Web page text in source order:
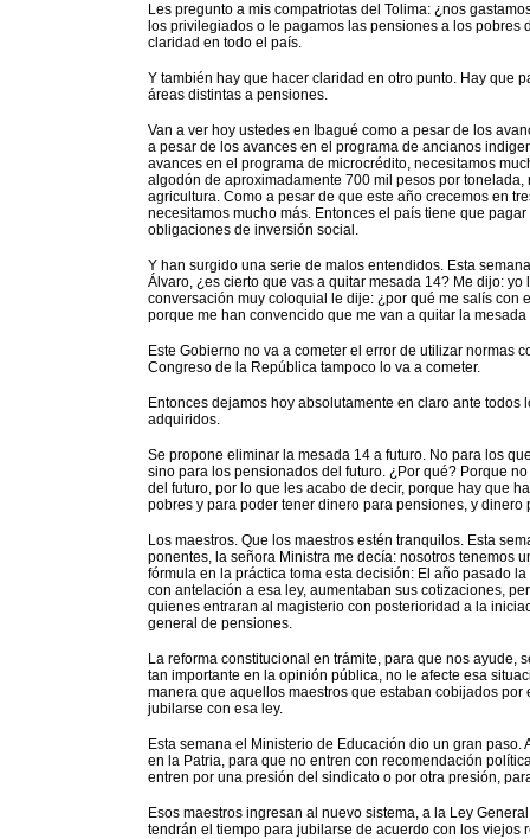
Les pregunto a mis compatriotas del Tolima: ¿nos
los privilegiados o le pagamos las pensiones a los
claridad en todo el país.
Y también hay que hacer claridad en otro punto. Hay que
áreas distintas a pensiones.
Van a ver hoy ustedes en Ibagué como a pesar de los
a pesar de los avances en el programa de ancianos
avances en el programa de microcrédito, necesitamos
algodón de aproximadamente 700 mil pesos por
agricultura. Como a pesar de que este año crecemos en
necesitamos mucho más. Entonces el país tiene que
obligaciones de inversión social.
Y han surgido una serie de malos entendidos. Esta
Álvaro, ¿es cierto que vas a quitar mesada 14? Me dijo:
conversación muy coloquial le dije: ¿por qué me salís con
porque me han convencido que me van a quitar la
Este Gobierno no va a cometer el error de utilizar normas
Congreso de la República tampoco lo va a cometer.
Entonces dejamos hoy absolutamente en claro ante
adquiridos.
Se propone eliminar la mesada 14 a futuro. No para los
sino para los pensionados del futuro. ¿Por qué? Porque
del futuro, por lo que les acabo de decir, porque hay que
pobres y para poder tener dinero para pensiones, y dinero
Los maestros. Que los maestros estén tranquilos. Esta
ponentes, la señora Ministra me decía: nosotros tenemos
fórmula en la práctica toma esta decisión: El año pasado
con antelación a esa ley, aumentaban sus cotizaciones,
quienes entraran al magisterio con posterioridad a la
general de pensiones.
La reforma constitucional en trámite, para que nos
tan importante en la opinión pública, no le afecte esa
manera que aquellos maestros que estaban cobijados
jubilarse con esa ley.
Esta semana el Ministerio de Educación dio un gran
en la Patria, para que no entren con recomendación
entren por una presión del sindicato o por otra presión,
Esos maestros ingresan al nuevo sistema, a la Ley
tendrán el tiempo para jubilarse de acuerdo con los viejos